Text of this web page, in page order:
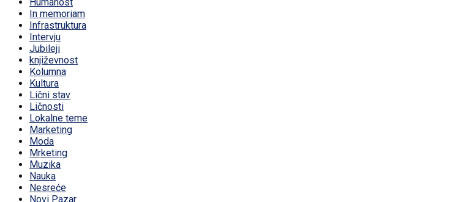
In memoriam
Infrastruktura
Intervju
Jubileji
književnost
Kolumna
Kultura
Lični stav
Ličnosti
Lokalne teme
Marketing
Moda
Mrketing
Muzika
Nauka
Nesreće
Novi Pazar